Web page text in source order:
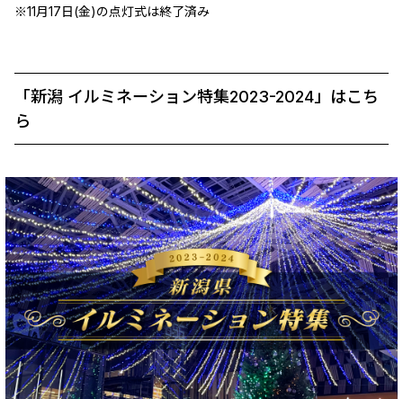
※11月17日(金)の点灯式は終了済み
「新潟 イルミネーション特集2023-2024」はこち
ら